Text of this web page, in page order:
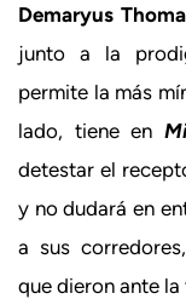
Demaryus
junto a la
permite la más
lado, tiene en
detestar el
y no dudará en
a sus
que dieron ante